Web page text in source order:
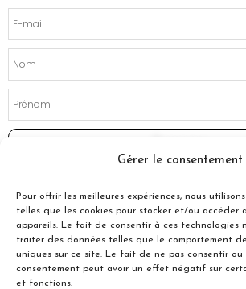
Gérer le consentement
Pour offrir les meilleures expériences, nous
telles que les cookies pour stocker et/ou accéder
appareils. Le fait de consentir à ces technologies
traiter des données telles que le comportement
uniques sur ce site. Le fait de ne pas consentir ou
consentement peut avoir un effet négatif sur
et fonctions.